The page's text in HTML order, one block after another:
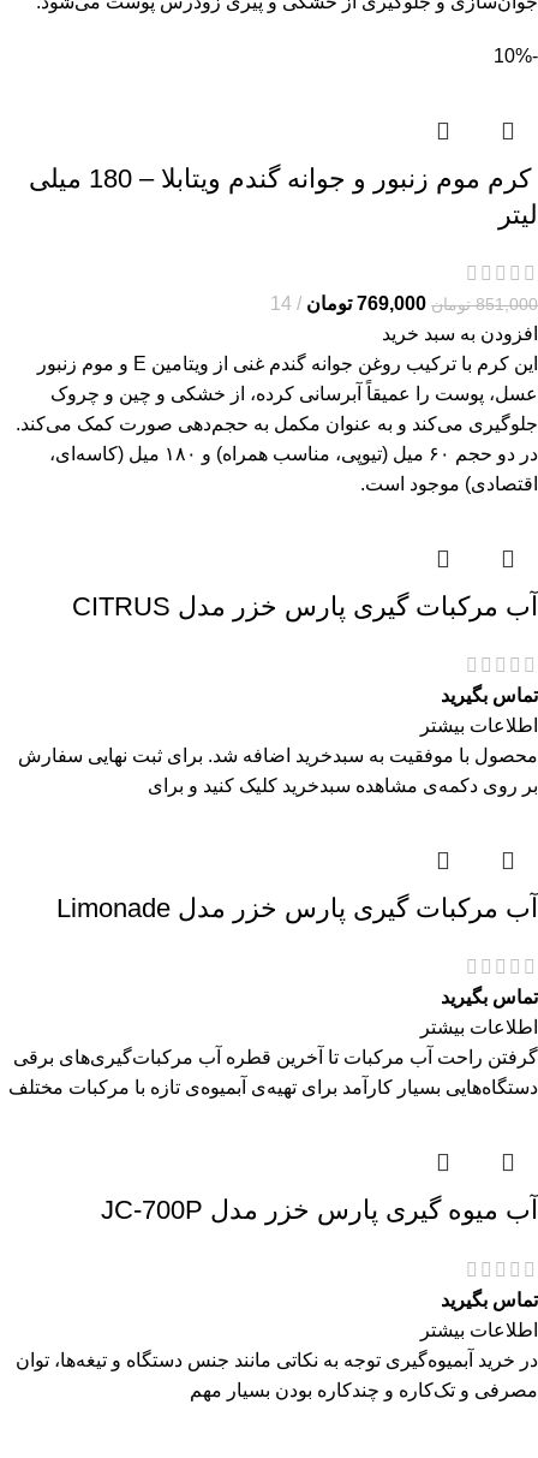
-10%
کرم موم زنبور و جوانه گندم ویتابلا – 180 میلی
لیتر
851,000 تومان 769,000 تومان
14
افزودن به سبد خرید
این کرم با ترکیب روغن جوانه گندم غنی از ویتامین E و موم زنبور
عسل، پوست را عمیقاً آبرسانی کرده، از خشکی و چین و چروک
جلوگیری می‌کند و به عنوان مکمل به حجم‌دهی صورت کمک می‌کند.
در دو حجم ۶۰ میل (تیوپی، مناسب همراه) و ۱۸۰ میل (کاسه‌ای،
اقتصادی) موجود است.
آب مرکبات گیری پارس خزر مدل CITRUS
تماس بگیرید
اطلاعات بیشتر
محصول با موفقیت به سبدخرید اضافه شد. برای ثبت نهایی سفارش
بر روی دکمه‌ی مشاهده سبدخرید کلیک کنید و برای
آب مرکبات گیری پارس خزر مدل Limonade
تماس بگیرید
اطلاعات بیشتر
گرفتن راحت آب مرکبات تا آخرین قطره آب مرکبات‌گیری‌های برقی
دستگاه‌هایی بسیار کارآمد برای تهیه‌ی آبمیوه‌ی تازه با مرکبات مختلف
آب میوه گیری پارس خزر مدل JC-700P
تماس بگیرید
اطلاعات بیشتر
در خرید آبمیوه‌گیری توجه به نکاتی مانند جنس دستگاه و تیغه‌ها، توان
مصرفی و تک‌کاره و چندکاره بودن بسیار مهم